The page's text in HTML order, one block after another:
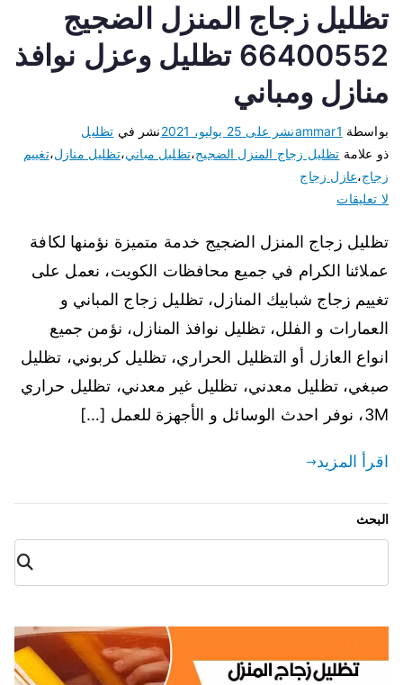
تظليل زجاج المنزل الضجيج
66400552 تظليل وعزل نوافذ
منازل ومباني
بواسطة ammar1نشر على 25 يوليو، 2021 نشر في تظليل
ذو علامة تظليل زجاج المنزل الضجيج،تظليل مباني،تظليل منازل،تغييم
زجاج،عازل زجاج
لا تعليقات
تظليل زجاج المنزل الضجيج خدمة متميزة نؤمنها لكافة
عملائنا الكرام في جميع محافظات الكويت، نعمل على
تغييم زجاج شبابيك المنازل، تظليل زجاج المباني و
العمارات و الفلل، تظليل نوافذ المنازل، نؤمن جميع
انواع العازل أو التظليل الحراري، تظليل كربوني، تظليل
صبغي، تظليل معدني، تظليل غير معدني، تظليل حراري
3M، نوفر احدث الوسائل و الأجهزة للعمل […]
اقرأ المزيد
البحث
البح
ث